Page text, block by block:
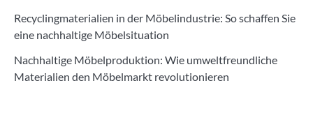
Recyclingmaterialien in der Möbelindustrie: So schaffen Sie
eine nachhaltige Möbelsituation
Nachhaltige Möbelproduktion: Wie umweltfreundliche
Materialien den Möbelmarkt revolutionieren